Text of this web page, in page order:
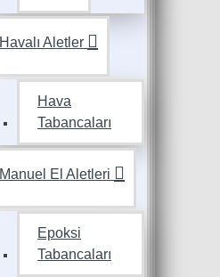
Havalı Aletler
Hava
Tabancaları
Manuel El Aletleri
Epoksi
Tabancaları